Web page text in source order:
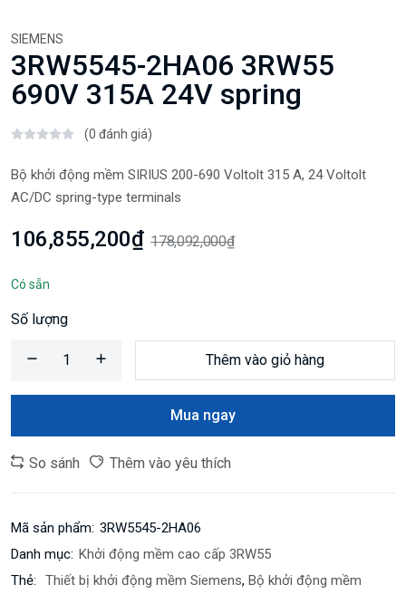
SIEMENS
3RW5545-2HA06 3RW55
690V 315A 24V spring
(0 đánh giá)
Bộ khởi động mềm SIRIUS 200-690 Voltolt 315 A, 24 Voltolt
AC/DC spring-type terminals
106,855,200₫ 178,092,000₫
Có sẵn
Số lượng
Thêm vào giỏ hàng
Mua ngay
So sánh Thêm vào yêu thích
Mã sản phẩm: 3RW5545-2HA06
Danh mục: Khởi động mềm cao cấp 3RW55
Thẻ:
Thiết bị khởi động mềm Siemens, Bộ khởi động mềm